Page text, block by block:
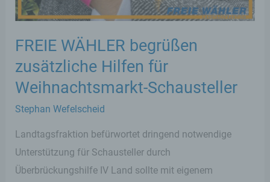
FREIE WÄHLER begrüßen
zusätzliche Hilfen für
Weihnachtsmarkt-Schausteller
Stephan Wefelscheid
Landtagsfraktion befürwortet dringend notwendige
Unterstützung für Schausteller durch
Überbrückungshilfe IV Land sollte mit eigenem